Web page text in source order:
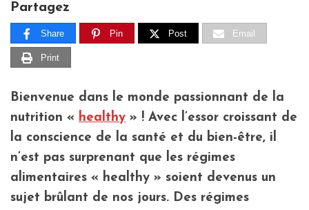
Partagez
Share Pin Post Email
Print
Bienvenue dans le monde passionnant de la
nutrition « healthy » ! Avec l’essor croissant de
la conscience de la santé et du bien-être, il
n’est pas surprenant que les régimes
alimentaires « healthy » soient devenus un
sujet brûlant de nos jours. Des régimes